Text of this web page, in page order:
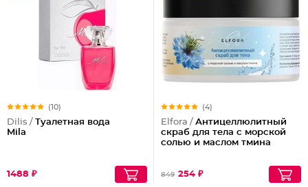
(10)
Dilis / Туалетная вода
Mila
1488 ₽
(4)
Elfora / Антицеллюлитный
скраб для тела с морской
солью и маслом тмина
849 254 ₽